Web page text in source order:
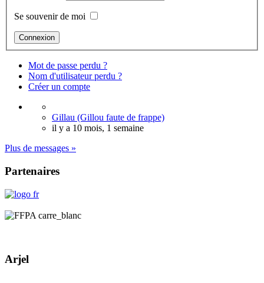
Se souvenir de moi
Mot de passe perdu ?
Nom d'utilisateur perdu ?
Créer un compte
Gillau (Gillou faute de frappe)
il y a 10 mois, 1 semaine
Plus de messages »
Partenaires
Arjel